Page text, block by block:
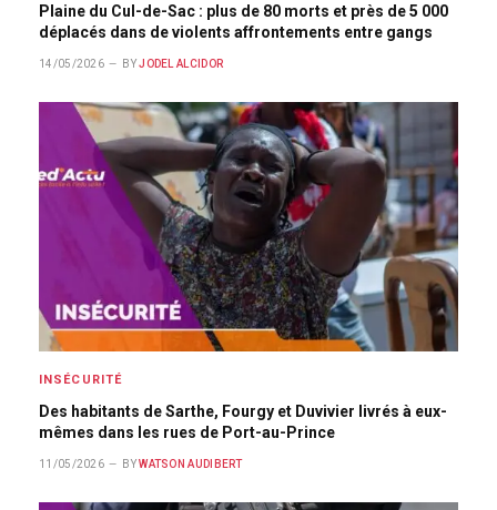
Plaine du Cul-de-Sac : plus de 80 morts et près de 5 000
déplacés dans de violents affrontements entre gangs
14/05/2026 BY JODEL ALCIDOR
INSÉCURITÉ
Des habitants de Sarthe, Fourgy et Duvivier livrés à eux-
mêmes dans les rues de Port-au-Prince
11/05/2026 BY WATSON AUDIBERT